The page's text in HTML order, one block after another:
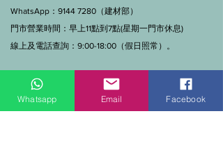
WhatsApp：9144 7280（建材部）
門市營業時間：早上11點到7點(星期一門市休息)
線上及電話查詢：9:00-18:00（假日照常）。
Whatsapp Email Facebook